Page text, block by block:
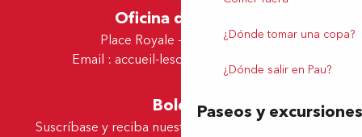
¿Dónde tomar una copa?
¿Dónde salir en Pau?
Paseos y excursiones
Oficina de Lescar
Place Royale - 64230 Lescar
Email : accueil-lescar@tourismepau.fr
Boletín
Suscríbase y reciba nuestras ofertas y noticias por